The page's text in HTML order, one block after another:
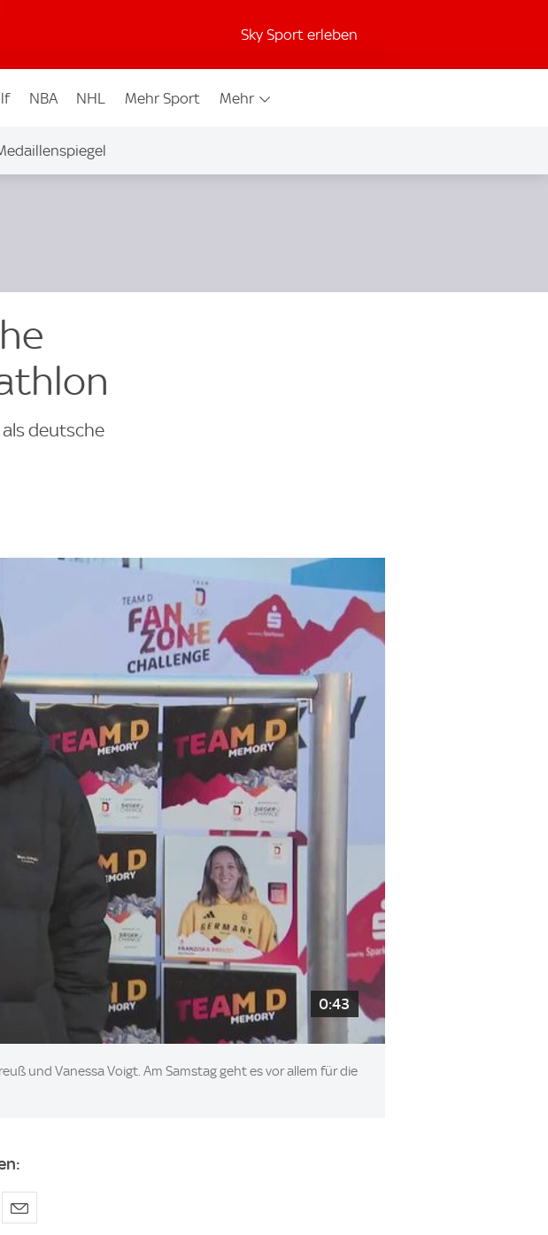
Sky Sport erleben
NBA NHL Mehr Sport Mehr
deutsche
0:43
und Vanessa Voigt. Am Samstag geht es vor allem für die